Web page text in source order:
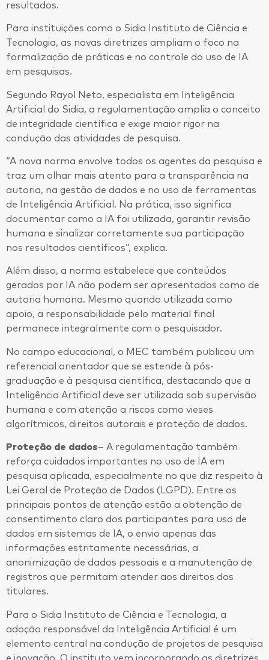
resultados.
Para instituições como o Sidia Instituto de Ciência e
Tecnologia, as novas diretrizes ampliam o foco na
formalização de práticas e no controle do uso de IA
em pesquisas.
Segundo Rayol Neto, especialista em Inteligência
Artificial do Sidia, a regulamentação amplia o conceito
de integridade científica e exige maior rigor na
condução das atividades de pesquisa.
“A nova norma envolve todos os agentes da pesquisa e
traz um olhar mais atento para a transparência na
autoria, na gestão de dados e no uso de ferramentas
de Inteligência Artificial. Na prática, isso significa
documentar como a IA foi utilizada, garantir revisão
humana e sinalizar corretamente sua participação
nos resultados científicos”, explica.
Além disso, a norma estabelece que conteúdos
gerados por IA não podem ser apresentados como de
autoria humana. Mesmo quando utilizada como
apoio, a responsabilidade pelo material final
permanece integralmente com o pesquisador.
No campo educacional, o MEC também publicou um
referencial orientador que se estende à pós-
graduação e à pesquisa científica, destacando que a
Inteligência Artificial deve ser utilizada sob supervisão
humana e com atenção a riscos como vieses
algorítmicos, direitos autorais e proteção de dados.
Proteção de dados– A regulamentação também
reforça cuidados importantes no uso de IA em
pesquisa aplicada, especialmente no que diz respeito à
Lei Geral de Proteção de Dados (LGPD). Entre os
principais pontos de atenção estão a obtenção de
consentimento claro dos participantes para uso de
dados em sistemas de IA, o envio apenas das
informações estritamente necessárias, a
anonimização de dados pessoais e a manutenção de
registros que permitam atender aos direitos dos
titulares.
Para o Sidia Instituto de Ciência e Tecnologia, a
adoção responsável da Inteligência Artificial é um
elemento central na condução de projetos de pesquisa
e inovação. O instituto vem incorporando as diretrizes